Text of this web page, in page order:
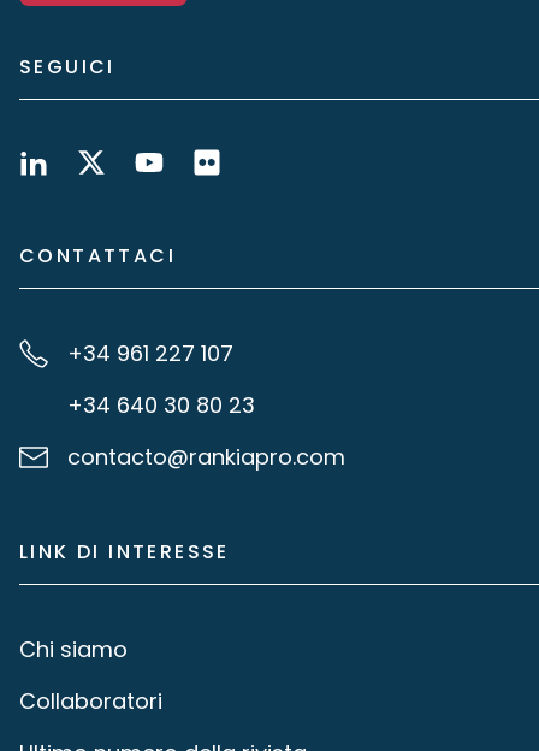
SEGUICI
CONTATTACI
+34 961 227 107
+34 640 30 80 23
contacto@rankiapro.com
LINK DI INTERESSE
Chi siamo
Collaboratori